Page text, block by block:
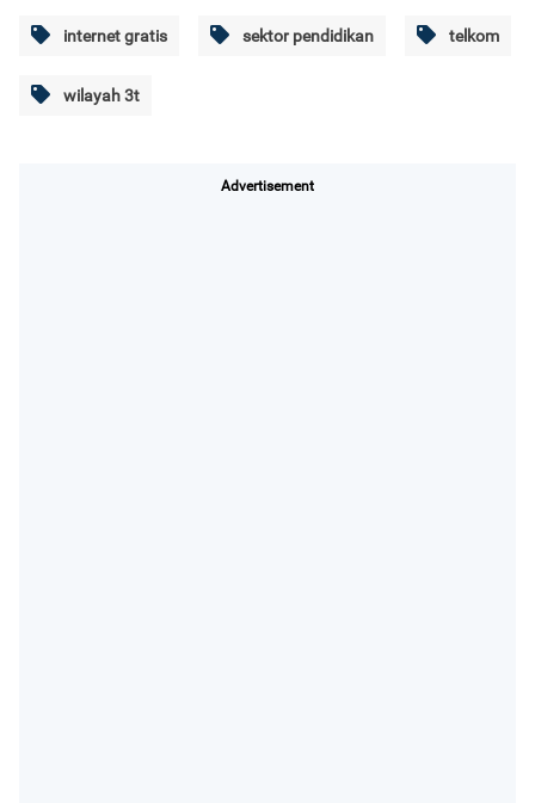
internet gratis sektor pendidikan telkom
wilayah 3t
Advertisement